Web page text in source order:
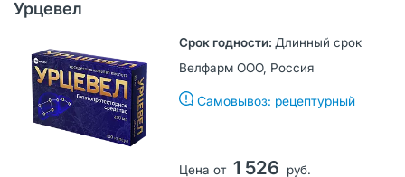
Урцевел
Длинный срок
Велфарм ООО, Россия
Самовывоз: рецептурный
Цена от 1 526 руб.